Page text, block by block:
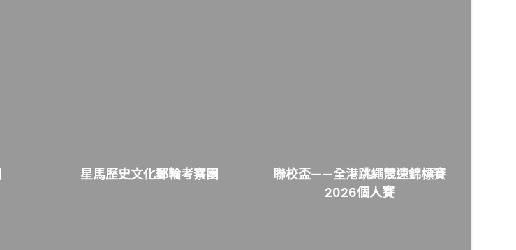
星馬歷史文化郵輪考察團
聯校盃——全港跳繩競速錦標賽
2026個人賽